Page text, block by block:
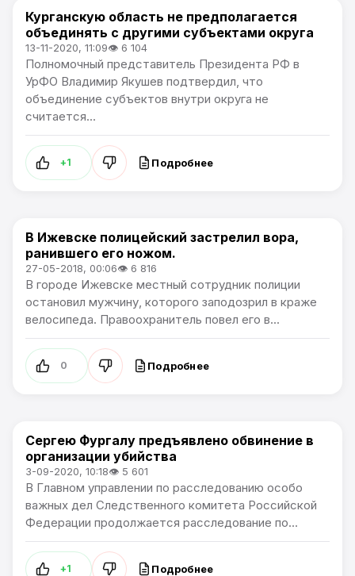
В России / Артемпортал
Курганскую область не предполагается
объединять с другими субъектами округа
13-11-2020, 11:09👁 6 104
Полномочный представитель Президента РФ в
УрФО Владимир Якушев подтвердил, что
объединение субъектов внутри округа не
считается...
+1 Подробнее
В России
В Ижевске полицейский застрелил вора,
ранившего его ножом.
27-05-2018, 00:06👁 6 816
В городе Ижевске местный сотрудник полиции
остановил мужчину, которого заподозрил в краже
велосипеда. Правоохранитель повел его в...
0 Подробнее
В России
Сергею Фургалу предъявлено обвинение в
организации убийства
3-09-2020, 10:18👁 5 601
В Главном управлении по расследованию особо
важных дел Следственного комитета Российской
Федерации продолжается расследование по...
+1 Подробнее